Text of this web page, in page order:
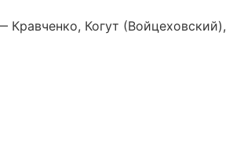
Когут (Войцеховский),